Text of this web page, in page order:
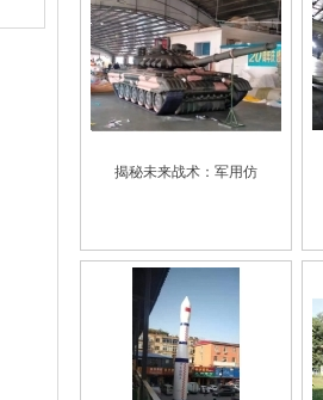
揭秘未来战术：军用仿